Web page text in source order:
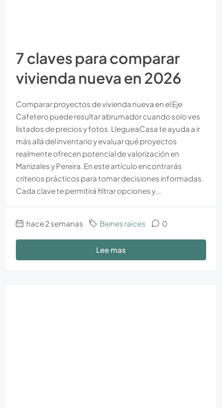
7 claves para comparar
vivienda nueva en 2026
Comparar proyectos de vivienda nueva en el Eje
Cafetero puede resultar abrumador cuando solo ves
listados de precios y fotos. LlegueaCasa te ayuda a ir
más allá del inventario y evaluar qué proyectos
realmente ofrecen potencial de valorización en
Manizales y Pereira. En este artículo encontrarás
criterios prácticos para tomar decisiones informadas.
Cada clave te permitirá filtrar opciones y...
hace 2 semanas Bienes raíces 0
Lee mas